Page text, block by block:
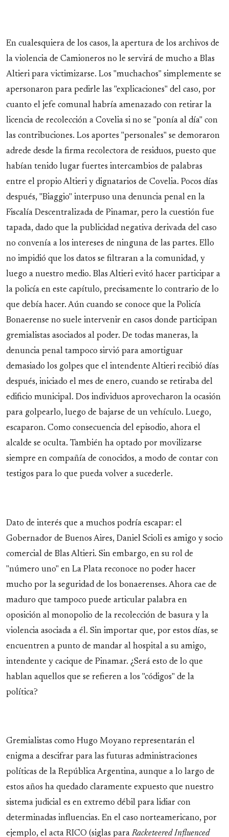
En cualesquiera de los casos, la apertura de los archivos de
la violencia de Camioneros no le servirá de mucho a Blas
Altieri para victimizarse. Los "muchachos" simplemente se
apersonaron para pedirle las "explicaciones" del caso, por
cuanto el jefe comunal habría amenazado con retirar la
licencia de recolección a Covelia si no se "ponía al día" con
las contribuciones. Los aportes "personales" se demoraron
adrede desde la firma recolectora de residuos, puesto que
habían tenido lugar fuertes intercambios de palabras
entre el propio Altieri y dignatarios de Covelia. Pocos días
después, "Biaggio" interpuso una denuncia penal en la
Fiscalía Descentralizada de Pinamar, pero la cuestión fue
tapada, dado que la publicidad negativa derivada del caso
no convenía a los intereses de ninguna de las partes. Ello
no impidió que los datos se filtraran a la comunidad, y
luego a nuestro medio. Blas Altieri evitó hacer participar a
la policía en este capítulo, precisamente lo contrario de lo
que debía hacer. Aún cuando se conoce que la Policía
Bonaerense no suele intervenir en casos donde participan
gremialistas asociados al poder. De todas maneras, la
denuncia penal tampoco sirvió para amortiguar
demasiado los golpes que el intendente Altieri recibió días
después, iniciado el mes de enero, cuando se retiraba del
edificio municipal. Dos individuos aprovecharon la ocasión
para golpearlo, luego de bajarse de un vehículo. Luego,
escaparon. Como consecuencia del episodio, ahora el
alcalde se oculta. También ha optado por movilizarse
siempre en compañía de conocidos, a modo de contar con
testigos para lo que pueda volver a sucederle.
Dato de interés que a muchos podría escapar: el
Gobernador de Buenos Aires, Daniel Scioli es amigo y socio
comercial de Blas Altieri. Sin embargo, en su rol de
"número uno" en La Plata reconoce no poder hacer
mucho por la seguridad de los bonaerenses. Ahora cae de
maduro que tampoco puede articular palabra en
oposición al monopolio de la recolección de basura y la
violencia asociada a él. Sin importar que, por estos días, se
encuentren a punto de mandar al hospital a su amigo,
intendente y cacique de Pinamar. ¿Será esto de lo que
hablan aquellos que se refieren a los "códigos" de la
política?
Gremialistas como Hugo Moyano representarán el
enigma a descifrar para las futuras administraciones
políticas de la República Argentina, aunque a lo largo de
estos años ha quedado claramente expuesto que nuestro
sistema judicial es en extremo débil para lidiar con
determinadas influencias. En el caso norteamericano, por
ejemplo, el acta RICO (siglas para Racketeered Influenced